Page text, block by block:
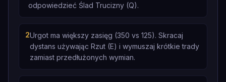
odpowiedzieć Ślad Trucizny (Q).
2Urgot ma większy zasięg (350 vs 125). Skracaj
dystans używając Rzut (E) i wymuszaj krótkie trady
zamiast przedłużonych wymian.